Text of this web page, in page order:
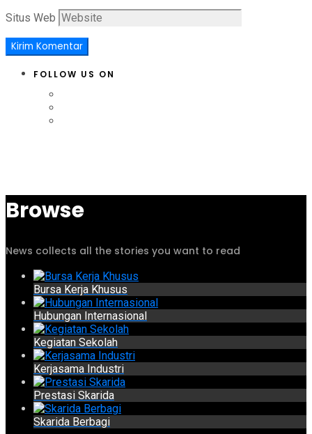
Situs Web
FOLLOW US ON
Browse
News collects all the stories you want to read
Bursa Kerja Khusus
Hubungan Internasional
Kegiatan Sekolah
Kerjasama Industri
Prestasi Skarida
Skarida Berbagi